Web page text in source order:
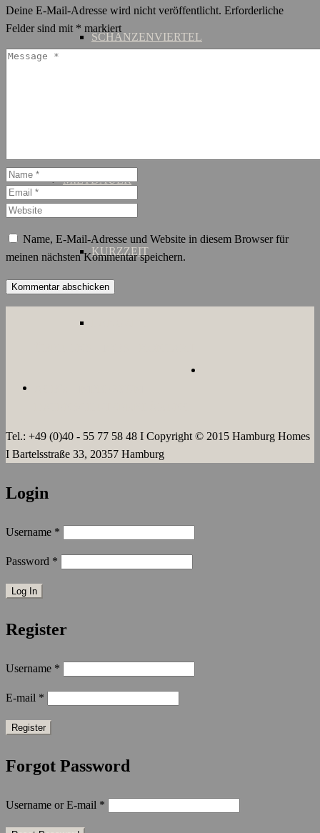
SCHANZENVIERTEL
MIETDAUER
KURZZEIT
Deine E-Mail-Adresse wird nicht veröffentlicht. Erforderliche
Felder sind mit * markiert
Name, E-Mail-Adresse und Website in diesem Browser für
meinen nächsten Kommentar speichern.
Tel.: +49 (0)40 - 55 77 58 48 I Copyright © 2015 Hamburg Homes
I Bartelsstraße 33, 20357 Hamburg
Login
Username *
Password *
Register
Username *
E-mail *
Forgot Password
Username or E-mail *